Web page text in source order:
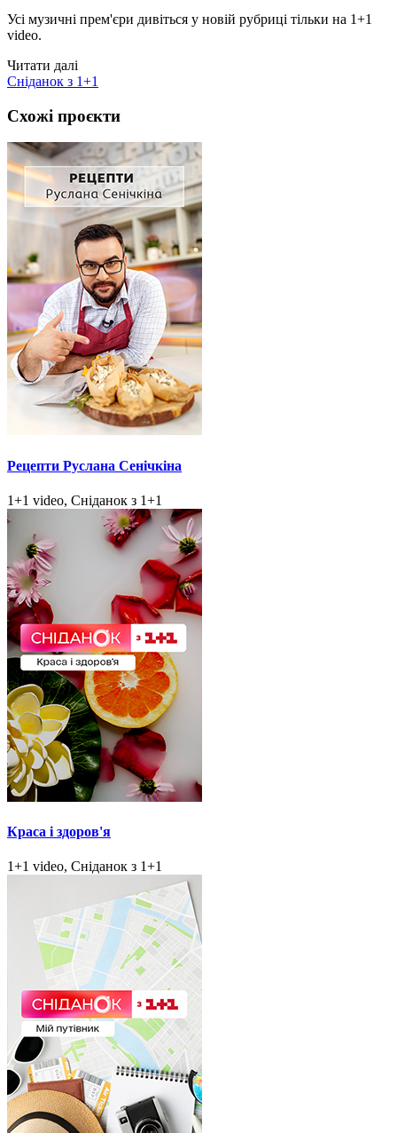
Усі музичні прем'єри дивіться у новій рубриці тільки на 1+1
video.
Читати далі
Сніданок з 1+1
Схожі проєкти
Рецепти Руслана Сенічкіна
1+1 video, Сніданок з 1+1
Краса і здоров'я
1+1 video, Сніданок з 1+1